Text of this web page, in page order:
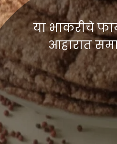
या भाकरीचे
आहारात